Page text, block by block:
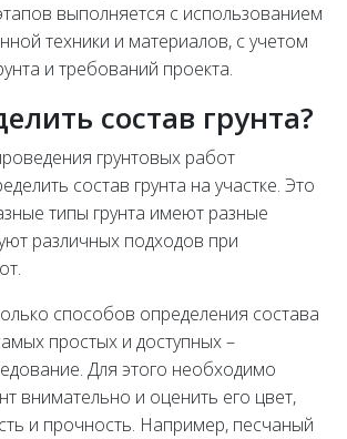
выполняется с использованием
техники и материалов, с учетом
и требований проекта.
состав грунта?
грунтовых работ
состав грунта на участке. Это
типы грунта имеют разные
различных подходов при
способов определения состава
простых и доступных –
Для этого необходимо
внимательно и оценить его цвет,
и прочность. Например, песчаный